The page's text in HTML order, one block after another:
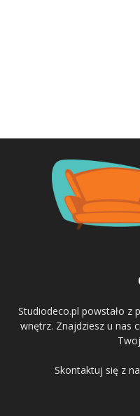
Studiodeco.pl powstało z
wnętrz. Znajdziesz u nas
Skontaktuj się z